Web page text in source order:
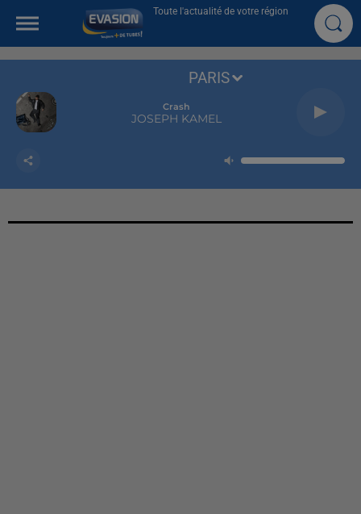
Toute l'actualité de votre région
Crash
JOSEPH KAMEL
PARIS